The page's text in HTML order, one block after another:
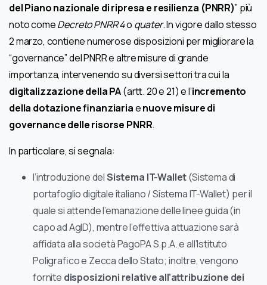
del Piano nazionale di ripresa e resilienza (PNRR)” più
noto comeDecreto PNRR 4o quater. In vigore dallo stesso
2 marzo, contiene numerose disposizioni per migliorare la
“governance” del PNRR e altre misure di grande
importanza, intervenendo su diversi settori tra cui la
digitalizzazione della PA(artt. 20 e 21) e l’incremento
della dotazione finanziariaenuove misure di
governance delle risorse PNRR.
In particolare, si segnala:
l’introduzione delSistema IT-Wallet(Sistema di
portafoglio digitale italiano / Sistema IT-Wallet) per il
quale si attende l’emanazione delle linee guida (in
capo ad AgID), mentre l’effettiva attuazione sarà
affidata alla società PagoPA S.p.A. e all’Istituto
Poligrafico e Zecca dello Stato; inoltre, vengono
fornite disposizioni relative all’attribuzione dei